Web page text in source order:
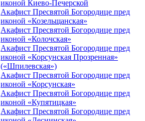
иконой Киево-Печерской
Акафист Пресвятой Богородице пред
иконой «Козельщанская»
Акафист Пресвятой Богородице пред
иконой «Колочская»
Акафист Пресвятой Богородице пред
иконой «Корсунская Прозренная»
(«Шпилевская»)
Акафист Пресвятой Богородице пред
иконой «Корсунская»
Акафист Пресвятой Богородице пред
иконой «Купятицкая»
Акафист Пресвятой Богородице пред